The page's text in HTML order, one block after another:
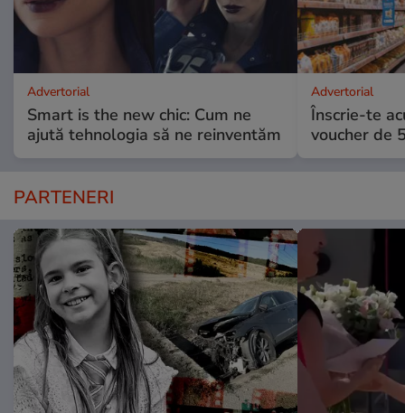
Advertorial
Smart is the new chic: Cum ne
ajută tehnologia să ne reinventăm
Advertorial
Înscrie-te
voucher de
PARTENERI